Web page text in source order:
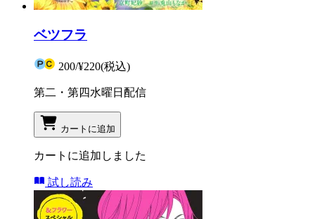
ベツフラ
200/¥220(税込)
第二・第四水曜日配信
カートに追加
カートに追加しました
試し読み